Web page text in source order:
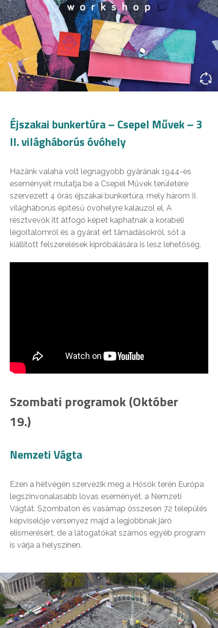
Éjszakai bunkertúra – Csepel Művek – 3
II. világháborús óvóhely
Hazánk valaha volt legnagyobb gyárának 1944-es
eseményeit mutatja be a Csepel Művek területére
szervezett 4 órás éjszakai bunkertúra, mely három II.
világháborús építésű óvóhelyre kalauzol el. A
résztvevők itt átfogó képet kaphatnak a korabeli
légoltalomról és a gyárat ért támadásokról, sőt a
kiállított felszerelések kipróbálására is lesz lehetőség.
Szombati programok (Október
19.)
Nemzeti Vágta
Ezen a hétvégén szervezik meg a Hősök terén Európa
legszínvonalasabb lovas eseményét, a Nemzeti
Vágtát. Szombaton és vasárnap összesen 72 település
képviselője versenyez majd a legjobbnak járó
elismerésért, de a látogatókat számos egyéb program
is várja a helyszínen.